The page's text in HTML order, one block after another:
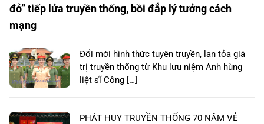
đỏ” tiếp lửa truyền thống, bồi đắp lý tưởng cách
mạng
Đổi mới hình thức tuyên truyền, lan tỏa giá
trị truyền thống từ Khu lưu niệm Anh hùng
liệt sĩ Công […]
PHÁT HUY TRUYỀN THỐNG 70 NĂM VẺ